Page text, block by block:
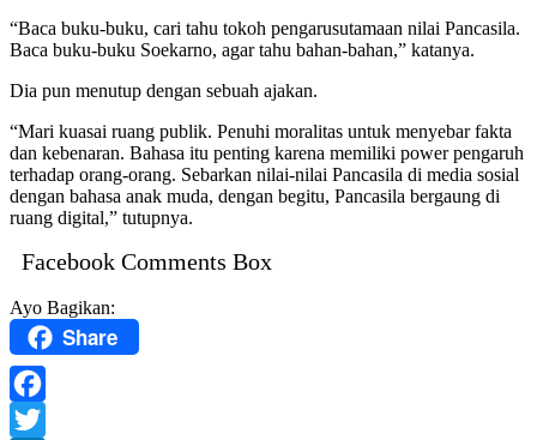
“Baca buku-buku, cari tahu tokoh pengarusutamaan nilai Pancasila.
Baca buku-buku Soekarno, agar tahu bahan-bahan,” katanya.
Dia pun menutup dengan sebuah ajakan.
“Mari kuasai ruang publik. Penuhi moralitas untuk menyebar fakta
dan kebenaran. Bahasa itu penting karena memiliki power pengaruh
terhadap orang-orang. Sebarkan nilai-nilai Pancasila di media sosial
dengan bahasa anak muda, dengan begitu, Pancasila bergaung di
ruang digital,” tutupnya.
Facebook Comments Box
Ayo Bagikan:
Share
Facebook